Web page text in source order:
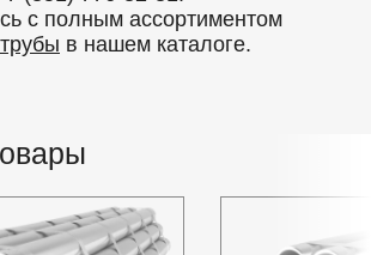
с полным ассортиментом
в нашем каталоге.